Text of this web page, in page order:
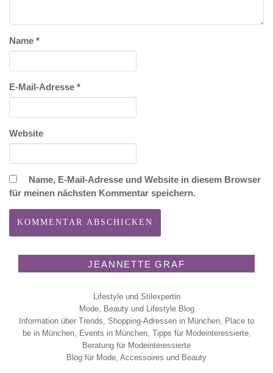
Name *
E-Mail-Adresse *
Website
Name, E-Mail-Adresse und Website in diesem Browser
für meinen nächsten Kommentar speichern.
JEANNETTE GRAF
Lifestyle und Stilexpertin
Mode, Beauty und Lifestyle Blog
Information über Trends, Shopping-Adressen in München, Place to
be in München, Events in München, Tipps für Modeinteressierte,
Beratung für Modeinteressierte
Blog für Mode, Accessoires und Beauty